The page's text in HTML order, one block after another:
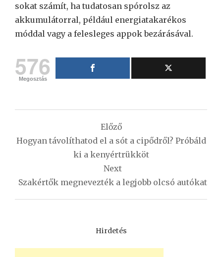
sokat számít, ha tudatosan spórolsz az
akkumulátorral, például energiatakarékos
móddal vagy a felesleges appok bezárásával.
576
Megosztás
navigáció
Előző
Hogyan távolíthatod el a sót a cipődről? Próbáld
ki a kenyértrükköt
Next
Szakértők megnevezték a legjobb olcsó autókat
Hirdetés